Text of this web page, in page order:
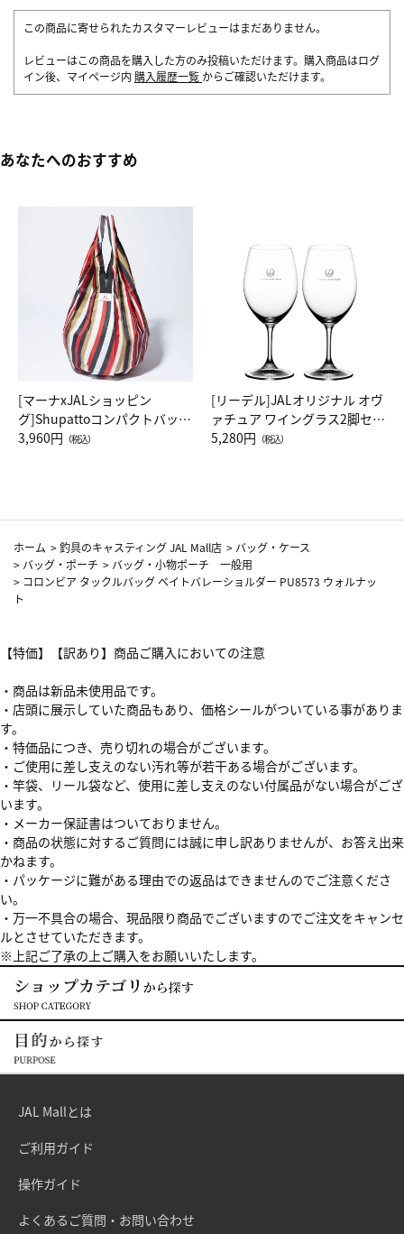
この商品に寄せられたカスタマーレビューはまだありません。
レビューはこの商品を購入した方のみ投稿いただけます。購入商品はログ
イン後、マイページ内 購入履歴一覧 からご確認いただけます。
あなたへのおすすめ
[マーナxJALショッピン
グ]Shupattoコンパクトバッグ
Drop JAL客室乗務員（LC）ス
3,960円 （税込）
[リーデル]JALオリジナル オヴ
ァチュア ワイングラス2脚セッ
ト（レッドワイン）
5,280円 （税込）
ホーム >釣具のキャスティング JAL Mall店 > バッグ・ケース
> バッグ・ポーチ > バッグ・小物ポーチ 一般用
> コロンビア タックルバッグ ベイトバレーショルダー PU8573 ウォルナッ
ト
【特価】【訳あり】商品ご購入においての注意
・商品は新品未使用品です。
・店頭に展示していた商品もあり、価格シールがついている事がありま
す。
・特価品につき、売り切れの場合がございます。
・ご使用に差し支えのない汚れ等が若干ある場合がございます。
・竿袋、リール袋など、使用に差し支えのない付属品がない場合がござ
います。
・メーカー保証書はついておりません。
・商品の状態に対するご質問には誠に申し訳ありませんが、お答え出来
かねます。
・パッケージに難がある理由での返品はできませんのでご注意くださ
い。
・万一不具合の場合、現品限り商品でございますのでご注文をキャンセ
ルとさせていただきます。
※上記ご了承の上ご購入をお願いいたします。
JAL Mallとは
ご利用ガイド
操作ガイド
よくあるご質問・お問い合わせ